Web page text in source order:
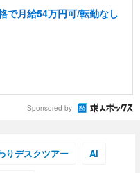
で月給54万円可/転勤なし
Sponsored by
りデスクツアー AI